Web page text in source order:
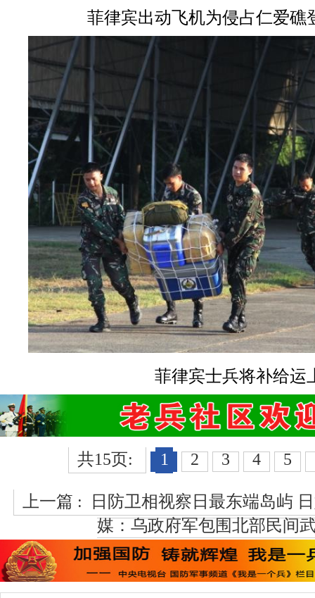
菲律宾出动飞机为侵占仁爱礁
菲律宾士兵将补给运
共15页: 1 2 3 4 5
上一篇 :
日防卫相视察日最东端岛屿
媒：乌政府军包围北部民间